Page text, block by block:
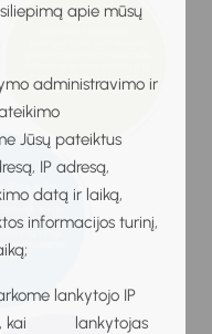
apie mūsų
administravimo ir
Jūsų pateiktus
IP adresą,
datą ir laiką,
informacijos turinį,
lankytojo IP
kai lankytojas